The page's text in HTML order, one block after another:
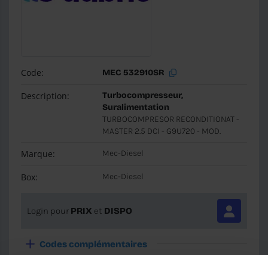
Code: MEC 532910SR
Description:
Turbocompresseur,
Suralimentation
TURBOCOMPRESOR RECONDITIONAT -
MASTER 2.5 DCI - G9U720 - MOD.
Marque: Mec-Diesel
Box: Mec-Diesel
Login pour PRIX et DISPO
Codes complémentaires